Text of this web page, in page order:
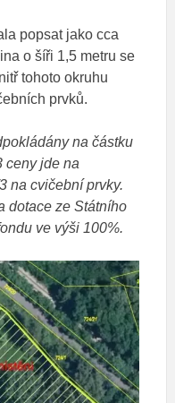
popsat jako cca
o šíři 1,5 metru se
tohoto okruhu
prvků.
na částku
ceny jde na
na cvičební prvky.
dotace ze Státního
ve výši 100%.